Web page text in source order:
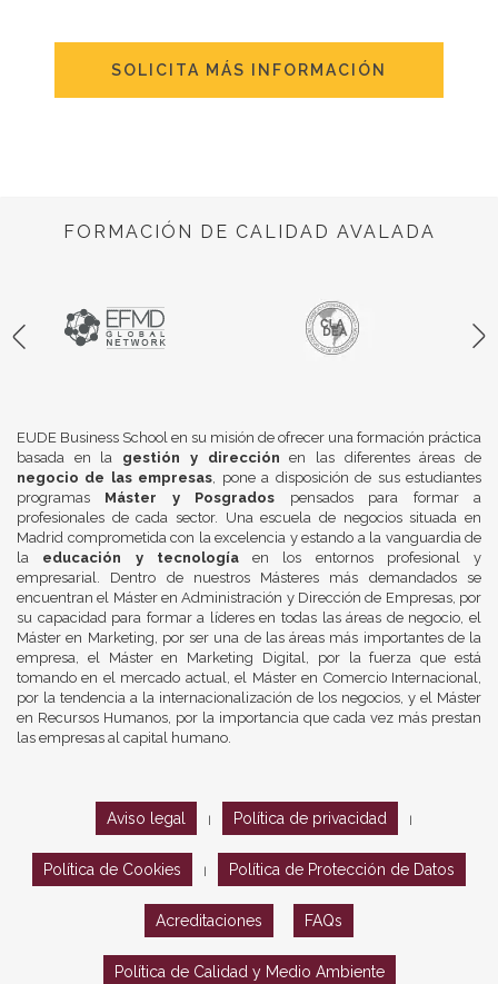
SOLICITA MÁS INFORMACIÓN
FORMACIÓN DE CALIDAD AVALADA
EUDE Business School en su misión de ofrecer una formación práctica
basada en la gestión y dirección en las diferentes áreas de
negocio de las empresas, pone a disposición de sus estudiantes
programas Máster y Posgrados pensados para formar a
profesionales de cada sector. Una escuela de negocios situada en
Madrid comprometida con la excelencia y estando a la vanguardia de
la educación y tecnologíaen los entornos profesional y
empresarial. Dentro de nuestros Másteres más demandados se
encuentran el Máster en Administración y Dirección de Empresas, por
su capacidad para formar a líderes en todas las áreas de negocio, el
Máster en Marketing, por ser una de las áreas más importantes de la
empresa, el Máster en Marketing Digital, por la fuerza que está
tomando en el mercado actual, el Máster en Comercio Internacional,
por la tendencia a la internacionalización de los negocios, y el Máster
en Recursos Humanos, por la importancia que cada vez más prestan
las empresas al capital humano.
Aviso legal Política de privacidad
Política de Cookies Política de Protección de Datos
Acreditaciones FAQs
Política de Calidad y Medio Ambiente